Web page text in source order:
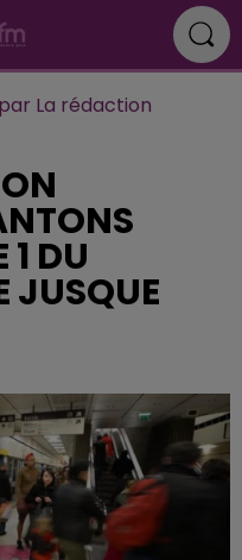
La rédaction
1 DU
JUSQUE